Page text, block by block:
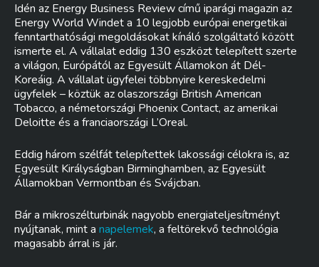
Idén az Energy Business Review című iparági magazin az
Energy World Windet a 10 legjobb európai energetikai
fenntarthatósági megoldásokat kínáló szolgáltató között
ismerte el. A vállalat eddig 130 eszközt telepített szerte
a világon, Európától az Egyesült Államokon át Dél-
Koreáig. A vállalat ügyfelei többnyire kereskedelmi
ügyfelek – köztük az olaszországi British American
Tobacco, a németországi Phoenix Contact, az amerikai
Deloitte és a franciaországi L’Oreal.
Eddig három szélfát telepítettek lakossági célokra is, az
Egyesült Királyságban Birminghamben, az Egyesült
Államokban Vermontban és Svájcban.
Bár a mikroszélturbinák nagyobb energiateljesítményt
nyújtanak, mint a napelemek, a feltörekvő technológia
magasabb árral is jár.